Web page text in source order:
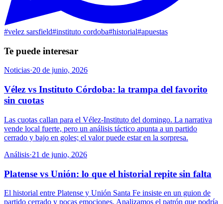
#velez sarsfield#instituto cordoba#historial#apuestas
Te puede interesar
Noticias·20 de junio, 2026
Vélez vs Instituto Córdoba: la trampa del favorito
sin cuotas
Las cuotas callan para el Vélez-Instituto del domingo. La narrativa
vende local fuerte, pero un análisis táctico apunta a un partido
cerrado y bajo en goles; el valor puede estar en la sorpresa.
Análisis·21 de junio, 2026
Platense vs Unión: lo que el historial repite sin falta
El historial entre Platense y Unión Santa Fe insiste en un guion de
partido cerrado y pocas emociones. Analizamos el patrón que podría